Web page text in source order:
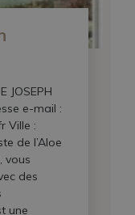
JOSEPH
e-mail :
Ville :
de l’Aloe
vous
des
une